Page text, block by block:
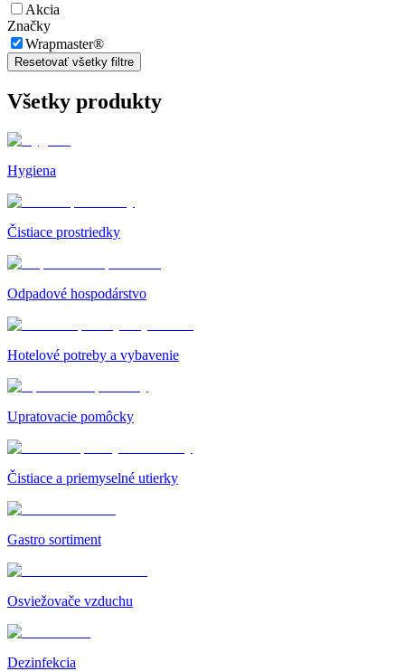
Akcia
Značky
Wrapmaster®
Resetovať všetky filtre
Všetky produkty
Hygiena
Čistiace prostriedky
Odpadové hospodárstvo
Hotelové potreby a vybavenie
Upratovacie pomôcky
Čistiace a priemyselné utierky
Gastro sortiment
Osviežovače vzduchu
Dezinfekcia